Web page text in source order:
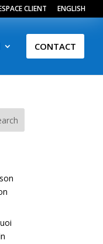
CLIENT ENGLISH
CONTACT